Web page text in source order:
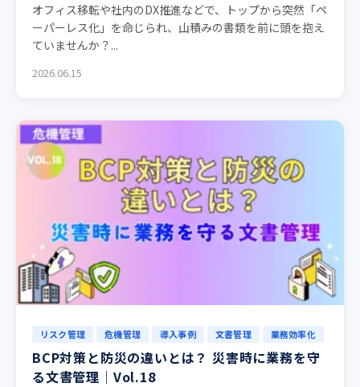
オフィス移転や社内のDX推進などで、トップから突然「ペ
ーパーレス化」を命じられ、山積みの書類を前に頭を抱え
ていませんか？...
2026.06.15
リスク管理 危機管理 導入事例 文書管理 業務効率化
BCP対策と防災の違いとは？ 災害時に業務を守
る文書管理｜Vol.18